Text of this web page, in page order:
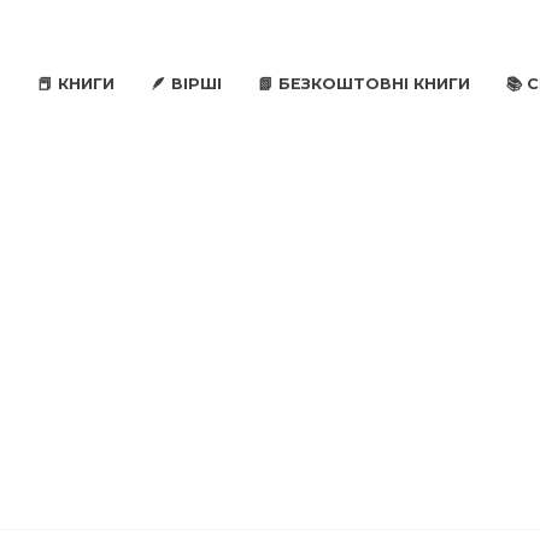
📕 КНИГИ 🪶 ВІРШІ 📗 БЕЗКОШТОВНІ КНИГИ 📚